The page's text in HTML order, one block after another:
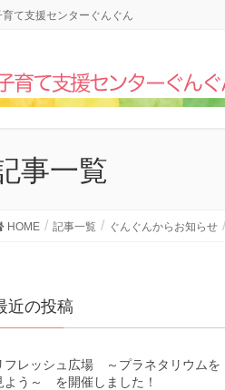
育て支援センターぐんぐん
事一覧
HOME 記事一覧 ぐんぐんからお知らせ
近の投稿
フレッシュ広場 ～プラネタリウムを
よう～ を開催しました！